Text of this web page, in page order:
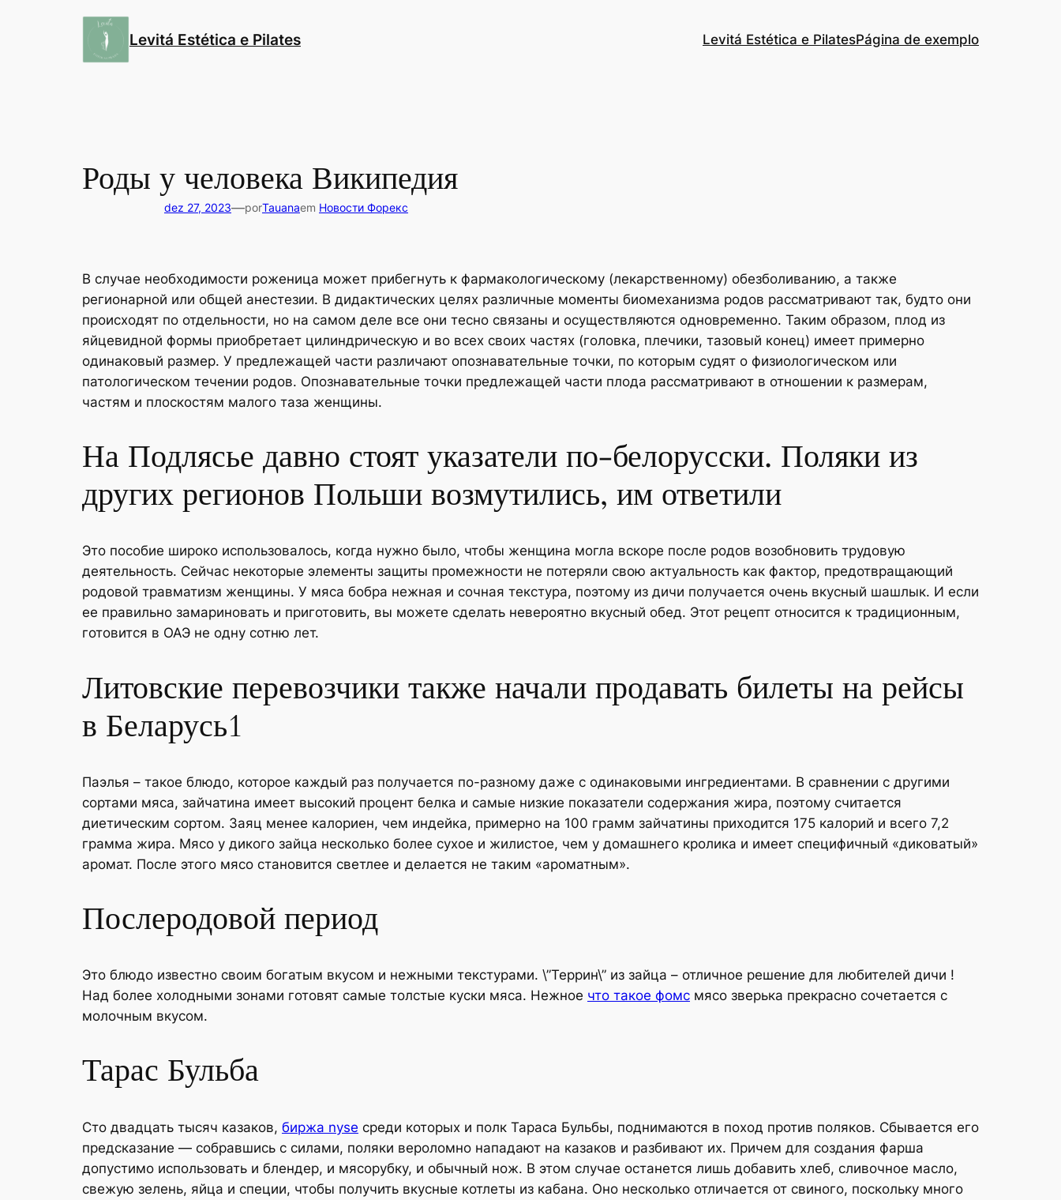
Levitá Estética e Pilates Levitá Estética e PilatesPágina de exemplo
Роды у человека Википедия
dez 27, 2023—porTauanaem Новости Форекс
В случае необходимости роженица может прибегнуть к фармакологическому (лекарственному) обезболиванию, а также
регионарной или общей анестезии. В дидактических целях различные моменты биомеханизма родов рассматривают так, будто они
происходят по отдельности, но на самом деле все они тесно связаны и осуществляются одновременно. Таким образом, плод из
яйцевидной формы приобретает цилиндрическую и во всех своих частях (головка, плечики, тазовый конец) имеет примерно
одинаковый размер. У предлежащей части различают опознавательные точки, по которым судят о физиологическом или
патологическом течении родов. Опознавательные точки предлежащей части плода рассматривают в отношении к размерам,
частям и плоскостям малого таза женщины.
На Подлясье давно стоят указатели по-белорусски. Поляки из
других регионов Польши возмутились, им ответили
Это пособие широко использовалось, когда нужно было, чтобы женщина могла вскоре после родов возобновить трудовую
деятельность. Сейчас некоторые элементы защиты промежности не потеряли свою актуальность как фактор, предотвращающий
родовой травматизм женщины. У мяса бобра нежная и сочная текстура, поэтому из дичи получается очень вкусный шашлык. И если
ее правильно замариновать и приготовить, вы можете сделать невероятно вкусный обед. Этот рецепт относится к традиционным,
готовится в ОАЭ не одну сотню лет.
Литовские перевозчики также начали продавать билеты на рейсы
в Беларусь1
Паэлья – такое блюдо, которое каждый раз получается по-разному даже с одинаковыми ингредиентами. В сравнении с другими
сортами мяса, зайчатина имеет высокий процент белка и самые низкие показатели содержания жира, поэтому считается
диетическим сортом. Заяц менее калориен, чем индейка, примерно на 100 грамм зайчатины приходится 175 калорий и всего 7,2
грамма жира. Мясо у дикого зайца несколько более сухое и жилистое, чем у домашнего кролика и имеет специфичный «диковатый»
аромат. После этого мясо становится светлее и делается не таким «ароматным».
Послеродовой период
Это блюдо известно своим богатым вкусом и нежными текстурами. \”Террин\” из зайца – отличное решение для любителей дичи !
Над более холодными зонами готовят самые толстые куски мяса. Нежное что такое фомс мясо зверька прекрасно сочетается с
молочным вкусом.
Тарас Бульба
Сто двадцать тысяч казаков, биржа nyse среди которых и полк Тараса Бульбы, поднимаются в поход против поляков. Сбывается его
предсказание — собравшись с силами, поляки вероломно нападают на казаков и разбивают их. Причем для создания фарша
допустимо использовать и блендер, и мясорубку, и обычный нож. В этом случае останется лишь добавить хлеб, сливочное масло,
свежую зелень, яйца и специи, чтобы получить вкусные котлеты из кабана. Оно несколько отличается от свиного, поскольку много